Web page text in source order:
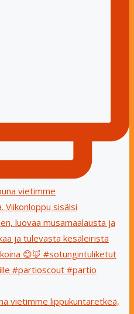
vietimme lippukuntaretkeä,